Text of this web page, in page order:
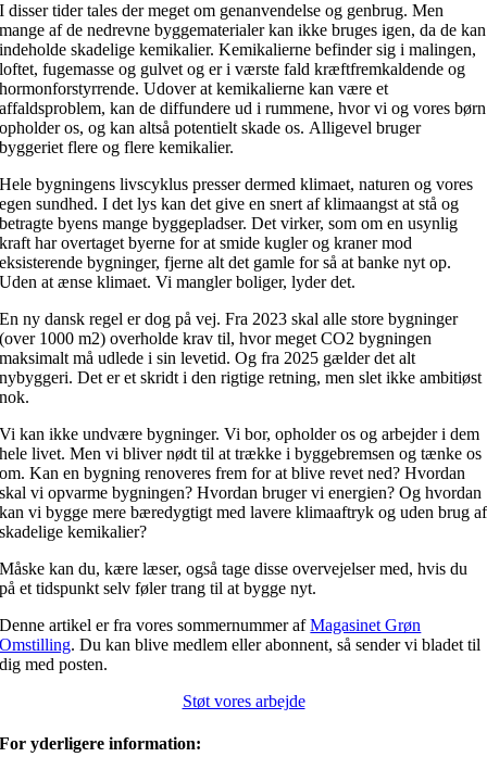
I disser tider tales der meget om genanvendelse og genbrug. Men
mange af de nedrevne byggematerialer kan ikke bruges igen, da de kan
indeholde skadelige kemikalier. Kemikalierne befinder sig i malingen,
loftet, fugemasse og gulvet og er i værste fald kræftfremkaldende og
hormonforstyrrende. Udover at kemikalierne kan være et
affaldsproblem, kan de diffundere ud i rummene, hvor vi og vores børn
opholder os, og kan altså potentielt skade os. Alligevel bruger
byggeriet flere og flere kemikalier.
Hele bygningens livscyklus presser dermed klimaet, naturen og vores
egen sundhed. I det lys kan det give en snert af klimaangst at stå og
betragte byens mange byggepladser. Det virker, som om en usynlig
kraft har overtaget byerne for at smide kugler og kraner mod
eksisterende bygninger, fjerne alt det gamle for så at banke nyt op.
Uden at ænse klimaet. Vi mangler boliger, lyder det.
En ny dansk regel er dog på vej. Fra 2023 skal alle store bygninger
(over 1000 m2) overholde krav til, hvor meget CO2 bygningen
maksimalt må udlede i sin levetid. Og fra 2025 gælder det alt
nybyggeri. Det er et skridt i den rigtige retning, men slet ikke ambitiøst
nok.
Vi kan ikke undvære bygninger. Vi bor, opholder os og arbejder i dem
hele livet. Men vi bliver nødt til at trække i byggebremsen og tænke os
om. Kan en bygning renoveres frem for at blive revet ned? Hvordan
skal vi opvarme bygningen? Hvordan bruger vi energien? Og hvordan
kan vi bygge mere bæredygtigt med lavere klimaaftryk og uden brug af
skadelige kemikalier?
Måske kan du, kære læser, også tage disse overvejelser med, hvis du
på et tidspunkt selv føler trang til at bygge nyt.
Denne artikel er fra vores sommernummer afMagasinet Grøn
Omstilling. Du kan blive medlem eller abonnent, så sender vi bladet til
dig med posten.
Støt vores arbejde
For yderligere information: